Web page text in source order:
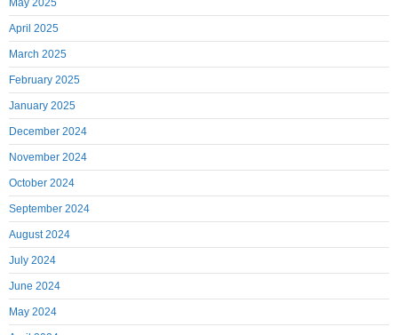
May 2025
April 2025
March 2025
February 2025
January 2025
December 2024
November 2024
October 2024
September 2024
August 2024
July 2024
June 2024
May 2024